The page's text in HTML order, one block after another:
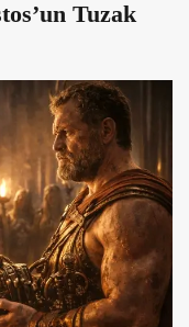
Tuzak